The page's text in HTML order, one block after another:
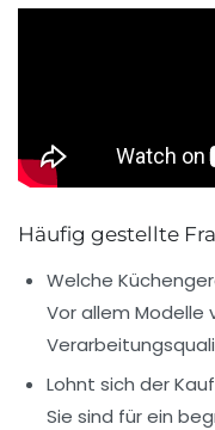
Häufig gestellte
Welche
Vor allem Modelle
Lohnt sich der
Sie sind für ein